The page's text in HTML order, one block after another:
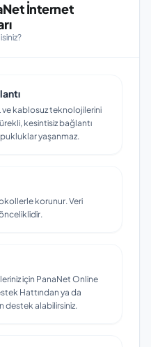
İnternet
ve kablosuz teknolojilerini
kesintisiz bağlantı
yaşanmaz.
korunur. Veri
önceliklidir.
için PanaNet Online
Hattından ya da
destek alabilirsiniz.